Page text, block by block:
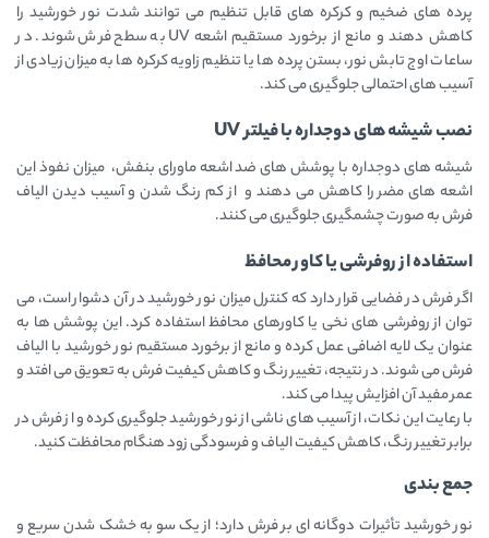
پرده‌ های ضخیم و کرکره‌ های قابل تنظیم می‌ توانند شدت نور خورشید را
کاهش دهند و مانع از برخورد مستقیم اشعه UV به سطح فرش شوند. در
ساعات اوج تابش نور، بستن پرده‌ ها یا تنظیم زاویه کرکره‌ ها به میزان زیادی از
آسیب‌ های احتمالی جلوگیری می کند.
نصب شیشه‌ های دوجداره با فیلتر UV
شیشه‌ های دوجداره با پوشش‌ های ضد اشعه ماورای بنفش، میزان نفوذ این
اشعه‌ های مضر را کاهش می دهند و از کم‌ رنگ شدن و آسیب دیدن الیاف
فرش به صورت چشمگیری جلوگیری می کنند.
استفاده از روفرشی یا کاور محافظ
اگر فرش در فضایی قرار دارد که کنترل میزان نور خورشید در آن دشوار است، می‌
توان از روفرشی‌ های نخی یا کاورهای محافظ استفاده کرد. این پوشش‌ ها به‌
عنوان یک لایه اضافی عمل کرده و مانع از برخورد مستقیم نور خورشید با الیاف
فرش می‌ شوند. در نتیجه، تغییر رنگ و کاهش کیفیت فرش به تعویق می‌ افتد و
عمر مفید آن افزایش پیدا می‌ کند.
با رعایت این نکات، از آسیب‌ های ناشی از نور خورشید جلوگیری کرده و از فرش در
برابر تغییر رنگ، کاهش کیفیت الیاف و فرسودگی زود هنگام محافظت کنید.
جمع بندی
نور خورشید تأثیرات دوگانه‌ ای بر فرش دارد؛ از یک‌ سو به خشک شدن سریع و